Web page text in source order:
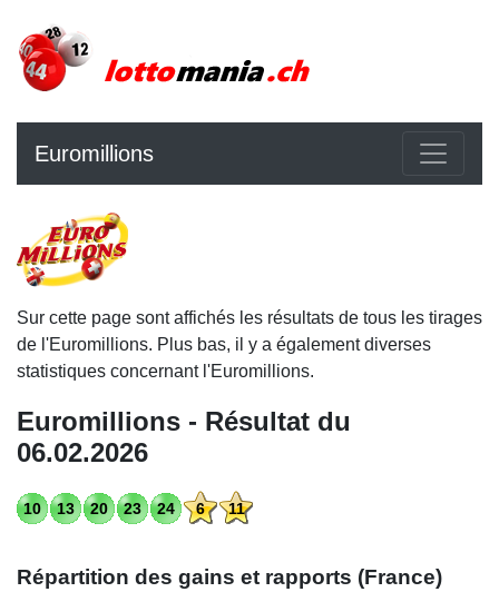
Euromillions
Sur cette page sont affichés les résultats de tous les tirages
de l'Euromillions. Plus bas, il y a également diverses
statistiques concernant l'Euromillions.
Euromillions - Résultat du
06.02.2026
10 13 20 23 24 6 11
Répartition des gains et rapports (France)